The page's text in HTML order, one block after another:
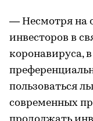
— Несмотря на
инвесторов в
коронавируса,
пользоваться
современных